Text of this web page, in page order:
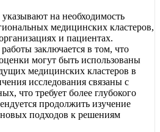
на необходимость
медицинских кластеров,
и пациентах.
заключается в том, что
могут быть использованы
медицинских кластеров в
исследования связаны с
что требует более глубокого
продолжить изучение
подходов к решениям